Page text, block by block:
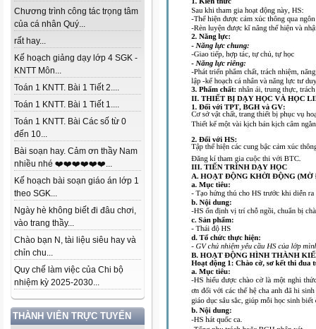
Chương trình công tác trọng tâm
của cá nhân Quý...
rất hay...
Kế hoạch giảng dạy lớp 4 SGK -
KNTT Môn...
Toán 1 KNTT. Bài 1 Tiết 2....
Toán 1 KNTT. Bài 1 Tiết 1....
Toán 1 KNTT. Bài Các số từ 0
đến 10...
Bài soạn hay. Cảm ơn thầy Nam
nhiều nhé ❤️❤️❤️❤️❤️❤️...
Kế hoạch bài soạn giáo án lớp 1
theo SGK...
Ngày hè không biết đi đâu chơi,
vào trang thầy...
Chào bạn N, tài liệu siêu hay và
chỉn chu...
Quy chế làm việc của Chi bộ
nhiệm kỳ 2025-2030...
THÀNH VIÊN TRỰC TUYẾN